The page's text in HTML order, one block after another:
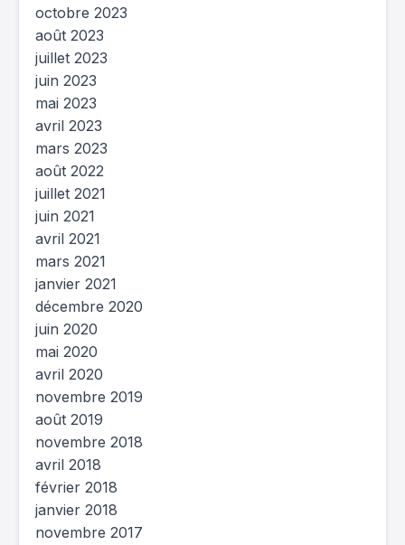
octobre 2023
août 2023
juillet 2023
juin 2023
mai 2023
avril 2023
mars 2023
août 2022
juillet 2021
juin 2021
avril 2021
mars 2021
janvier 2021
décembre 2020
juin 2020
mai 2020
avril 2020
novembre 2019
août 2019
novembre 2018
avril 2018
février 2018
janvier 2018
novembre 2017